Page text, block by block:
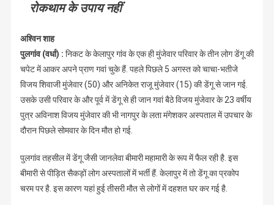
रोकथाम के उपाय नहीं
अश्विन शाह
पुलगांव (वर्धा) : निकट के केलापुर गांव के एक ही मुंजेवार परिवार के तीन लोग डेंगू की
चपेट में आकर अपने प्राण गवां चुके हैं. पहले पिछले 5 अगस्त को चाचा-भतीजे
विजय शिवाजी मुंजेवार (50) और अनिकेत राजू मुंजेवार (15) की डेंगू से जान गई.
उसके उसी परिवार के और पूर्व में डेंगू से ही जान गवां बैठे विजय मुंजेवार के 23 वर्षीय
पुत्र अविनाश विजय मुंजेवार की भी नागपुर के लता मंगेशकर अस्पताल में उपचार के
दौरान पिछले सोमवार के दिन मौत हो गई.
पुलगांव तहसील में डेंगू जैसी जानलेवा बीमारी महामारी के रूप में फैल रही है. इस
बीमारी से पीड़ित सैकड़ों लोग अस्पतालों में भर्ती हैं. केलापुर में तो डेंगू का प्रकोप
चरम पर है. इस कारण यहां हुई तीसरी मौत से लोगों में दहशत घर कर गई है.